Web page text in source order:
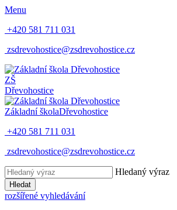
Menu
+420 581 711 031
zsdrevohostice@zsdrevohostice.cz
ZŠ
Dřevohostice
Základní školaDřevohostice
+420 581 711 031
zsdrevohostice@zsdrevohostice.cz
Hledaný výraz
Hledat
rozšířené vyhledávání